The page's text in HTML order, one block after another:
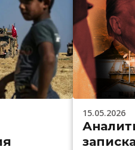
15.05.2026